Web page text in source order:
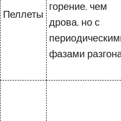
Пеллеты
горение, чем
дрова, но с
фазами